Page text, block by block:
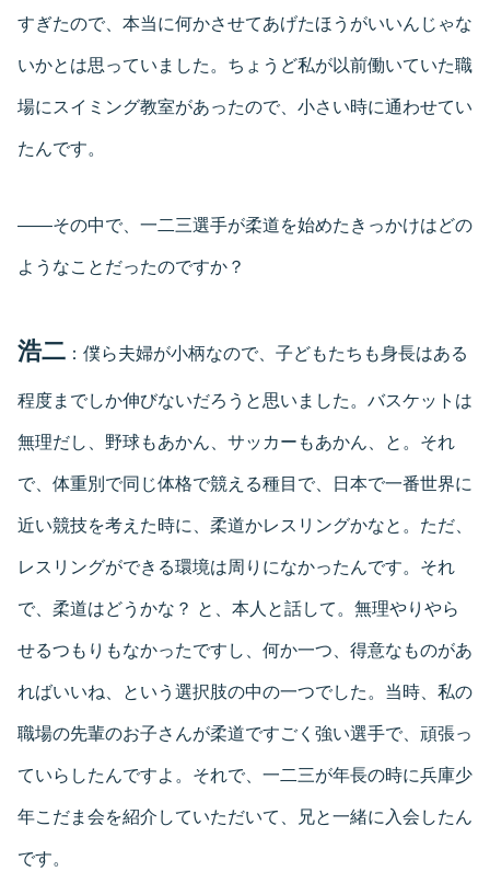
すぎたので、本当に何かさせてあげたほうがいいんじゃな
いかとは思っていました。ちょうど私が以前働いていた職
場にスイミング教室があったので、小さい時に通わせてい
たんです。
――その中で、一二三選手が柔道を始めたきっかけはどの
ようなことだったのですか？
浩二 ：僕ら夫婦が小柄なので、子どもたちも身長はある
程度までしか伸びないだろうと思いました。バスケットは
無理だし、野球もあかん、サッカーもあかん、と。それ
で、体重別で同じ体格で競える種目で、日本で一番世界に
近い競技を考えた時に、柔道かレスリングかなと。ただ、
レスリングができる環境は周りになかったんです。それ
で、柔道はどうかな？ と、本人と話して。無理やりやら
せるつもりもなかったですし、何か一つ、得意なものがあ
ればいいね、という選択肢の中の一つでした。当時、私の
職場の先輩のお子さんが柔道ですごく強い選手で、頑張っ
ていらしたんですよ。それで、一二三が年長の時に兵庫少
年こだま会を紹介していただいて、兄と一緒に入会したん
です。